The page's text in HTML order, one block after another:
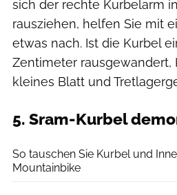
sich der rechte Kurbelarm
rausziehen, helfen Sie mit
etwas nach. Ist die Kurbel
Zentimeter rausgewandert,
kleines Blatt und
5. Sram-Kurbel
So tauschen Sie Kurbel und
Mountainbike